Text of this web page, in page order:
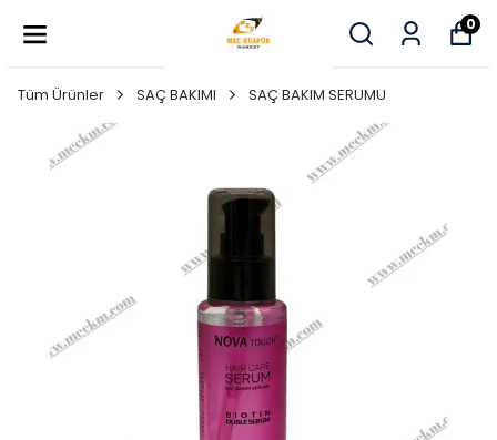
0
Tüm Ürünler SAÇ BAKIMI SAÇ BAKIM SERUMU